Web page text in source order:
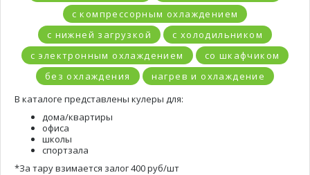
с компрессорным охлаждением
с нижней загрузкой
с холодильником
с электронным охлаждением
со шкафчиком
без охлаждения
нагрев и охлаждение
В каталоге представлены кулеры для:
дома/квартиры
офиса
школы
спортзала
*За тару взимается залог 400 руб/шт